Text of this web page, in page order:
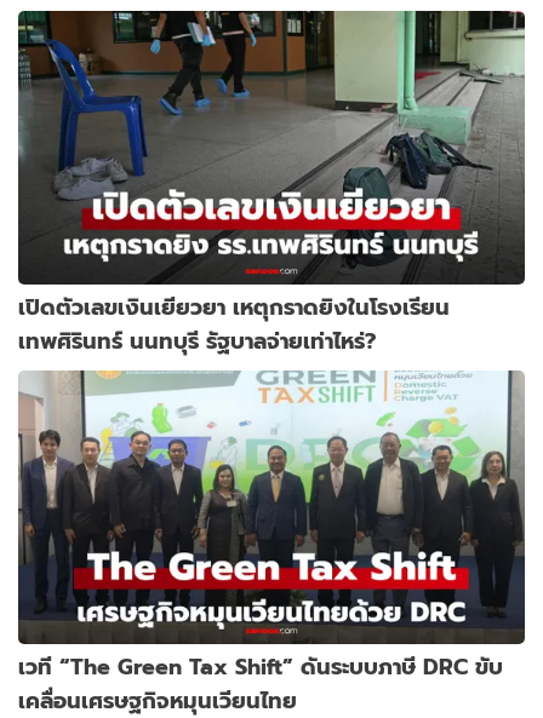
เปิดตัวเลขเงินเยียวยา เหตุกราดยิงในโรงเรียน
เทพศิรินทร์ นนทบุรี รัฐบาลจ่ายเท่าไหร่?
เวที “The Green Tax Shift” ดันระบบภาษี DRC ขับ
เคลื่อนเศรษฐกิจหมุนเวียนไทย